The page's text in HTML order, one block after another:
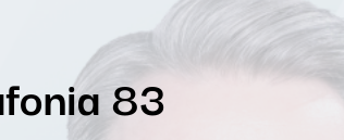
83